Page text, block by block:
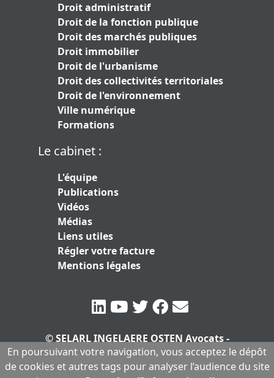
Droit administratif
Droit de la fonction publique
Droit des marchés publiques
Droit immobilier
Droit de l'urbanisme
Droit des collectivités territoriales
Droit de l'environnement
Ville numérique
Formations
Le cabinet :
L'équipe
Publications
Vidéos
Médias
Liens utiles
Régler votre facture
Mentions légales
© SELARL INGELAERE OSTEN Avocats -
SERLARL au capital de 10.000 euros|
Mentions légales
En poursuivant votre navigation, vous acceptez le dépôt
de cookies et autres tags pour analyser l’audience du site